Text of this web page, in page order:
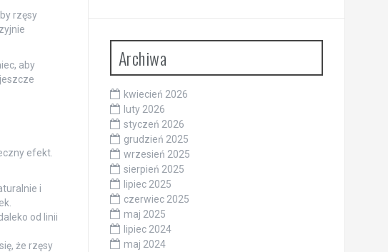
rzęsy
aby
efekt.
i
od linii
że rzęsy
Archiwa
kwiecień 2026
luty 2026
styczeń 2026
grudzień 2025
wrzesień 2025
sierpień 2025
lipiec 2025
czerwiec 2025
maj 2025
lipiec 2024
maj 2024